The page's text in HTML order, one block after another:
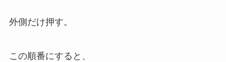
外側だけ押す。
この順番にすると、